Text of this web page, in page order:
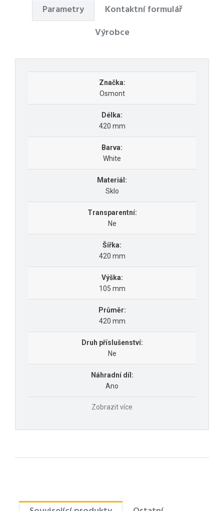
Parametry
Kontaktní formulář
Výrobce
Značka:
Osmont
Délka:
420 mm
Barva:
White
Materiál:
Sklo
Transparentní:
Ne
Šířka:
420 mm
Výška:
105 mm
Průměr:
420 mm
Druh příslušenství:
Ne
Náhradní díl:
Ano
Zobrazit více